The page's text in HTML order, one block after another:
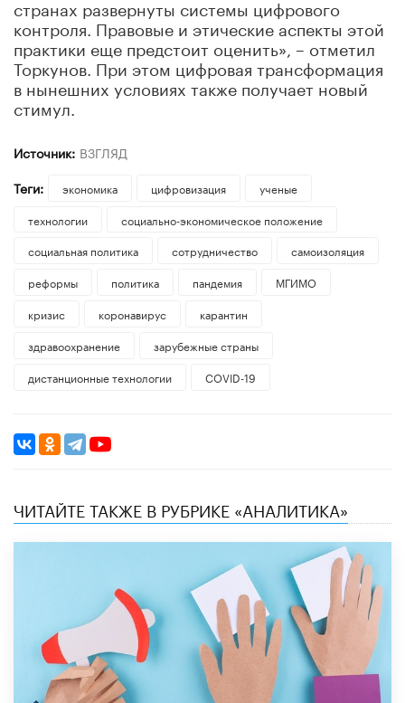
странах развернуты системы цифрового
контроля. Правовые и этические аспекты этой
практики еще предстоит оценить», – отметил
Торкунов. При этом цифровая трансформация
в нынешних условиях также получает новый
стимул.
Источник: ВЗГЛЯД
Теги:
экономика цифровизация
ученые
технологии
социально-экономическое положение
социальная политика
сотрудничество
самоизоляция
реформы
политика пандемия
МГИМО
кризис
коронавирус
карантин
здравоохранение
зарубежные страны
дистанционные технологии
COVID-19
ЧИТАЙТЕ ТАКЖЕ В РУБРИКЕ «АНАЛИТИКА»